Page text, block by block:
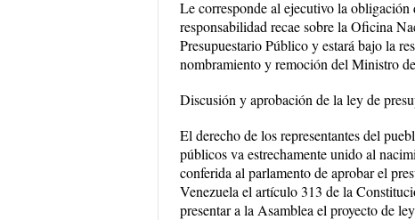
Le corresponde al ejecutivo la obligación
responsabilidad recae sobre la Oficina
Presupuestario Público y estará bajo la
nombramiento y remoción del Ministro
Discusión y aprobación de la ley de
El derecho de los representantes del
públicos va estrechamente unido al
conferida al parlamento de aprobar el
Venezuela el artículo 313 de la
presentar a la Asamblea el proyecto de